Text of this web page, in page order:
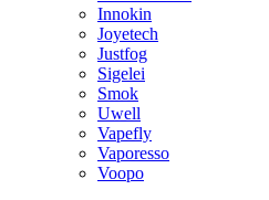
Innokin
Joyetech
Justfog
Sigelei
Smok
Uwell
Vapefly
Vaporesso
Voopo